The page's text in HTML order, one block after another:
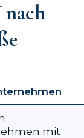
mit